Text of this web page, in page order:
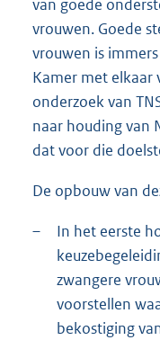
van goede
vrouwen. Goede
vrouwen is
Kamer met
onderzoek van
naar houding van
dat voor die
De opbouw van
–
In het eerste
zwangere
voorstellen
bekostiging